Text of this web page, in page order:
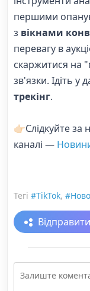
першими
з вікнами
перевагу в
скаржитися на
зв'язки. Ідіть
трекінг.
👉🏻Слідкуйте
каналі —
Тегі #TikTok,